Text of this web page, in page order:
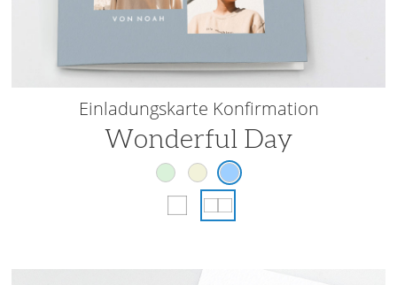
Einladungskarte Konfirmation
Wonderful Day